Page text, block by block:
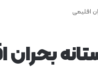
اقلیمی
بحران